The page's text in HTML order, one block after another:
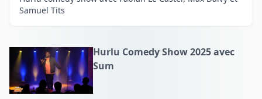
Samuel Tits
Hurlu Comedy Show 2025 avec
Sum